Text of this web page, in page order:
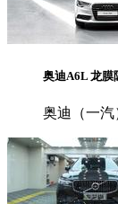
奥迪A6L 龙膜
奥迪（一汽